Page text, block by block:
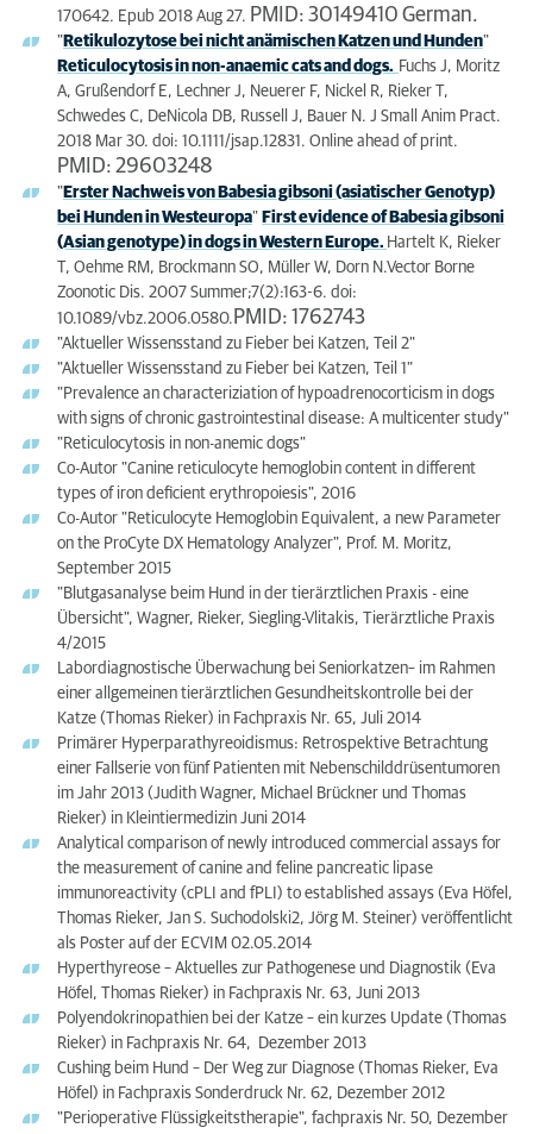
170642. Epub 2018 Aug 27. PMID: 30149410 German.
" Retikulozytose bei nicht anämischen Katzen und Hunden"
Reticulocytosis in non-anaemic cats and dogs. Fuchs J, Moritz
A, Grußendorf E, Lechner J, Neuerer F, Nickel R, Rieker T,
Schwedes C, DeNicola DB, Russell J, Bauer N. J Small Anim Pract.
2018 Mar 30. doi: 10.1111/jsap.12831. Online ahead of print.
PMID: 29603248
" Erster Nachweis von Babesia gibsoni (asiatischer Genotyp)
bei Hunden in Westeuropa" First evidence of Babesia gibsoni
(Asian genotype) in dogs in Western Europe. Hartelt K, Rieker
T, Oehme RM, Brockmann SO, Müller W, Dorn N.Vector Borne
Zoonotic Dis. 2007 Summer;7(2):163-6. doi:
10.1089/vbz.2006.0580. PMID: 1762743
"Aktueller Wissensstand zu Fieber bei Katzen, Teil 2"
"Aktueller Wissensstand zu Fieber bei Katzen, Teil 1"
"Prevalence an characteriziation of hypoadrenocorticism in dogs
with signs of chronic gastrointestinal disease: A multicenter study"
"Reticulocytosis in non-anemic dogs"
Co-Autor "Canine reticulocyte hemoglobin content in different
types of iron deficient erythropoiesis", 2016
Co-Autor "Reticulocyte Hemoglobin Equivalent, a new Parameter
on the ProCyte DX Hematology Analyzer", Prof. M. Moritz,
September 2015
"Blutgasanalyse beim Hund in der tierärztlichen Praxis - eine
Übersicht", Wagner, Rieker, Siegling-Vlitakis, Tierärztliche Praxis
4/2015
Labordiagnostische Überwachung bei Seniorkatzen– im Rahmen
einer allgemeinen tierärztlichen Gesundheitskontrolle bei der
Katze (Thomas Rieker) in Fachpraxis Nr. 65, Juli 2014
Primärer Hyperparathyreoidismus: Retrospektive Betrachtung
einer Fallserie von fünf Patienten mit Nebenschilddrüsentumoren
im Jahr 2013 (Judith Wagner, Michael Brückner und Thomas
Rieker) in Kleintiermedizin Juni 2014
Analytical comparison of newly introduced commercial assays for
the measurement of canine and feline pancreatic lipase
immunoreactivity (cPLI and fPLI) to established assays (Eva Höfel,
Thomas Rieker, Jan S. Suchodolski2, Jörg M. Steiner) veröffentlicht
als Poster auf der ECVIM 02.05.2014
Hyperthyreose – Aktuelles zur Pathogenese und Diagnostik (Eva
Höfel, Thomas Rieker) in Fachpraxis Nr. 63, Juni 2013
Polyendokrinopathien bei der Katze – ein kurzes Update (Thomas
Rieker) in Fachpraxis Nr. 64, Dezember 2013
Cushing beim Hund – Der Weg zur Diagnose (Thomas Rieker, Eva
Höfel) in Fachpraxis Sonderdruck Nr. 62, Dezember 2012
"Perioperative Flüssigkeitstherapie", fachpraxis Nr. 50, Dezember